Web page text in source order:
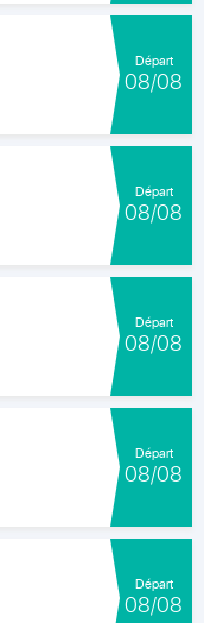
Départ
08/08
Départ
08/08
Départ
08/08
Départ
08/08
Départ
08/08